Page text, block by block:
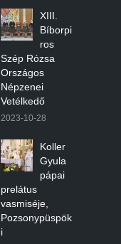
XIII.
Bíborpi
ros
Szép Rózsa
Országos
Népzenei
Vetélkedő
2023-10-28
Koller
Gyula
pápai
prelátus
vasmiséje,
Pozsonypüspök
i